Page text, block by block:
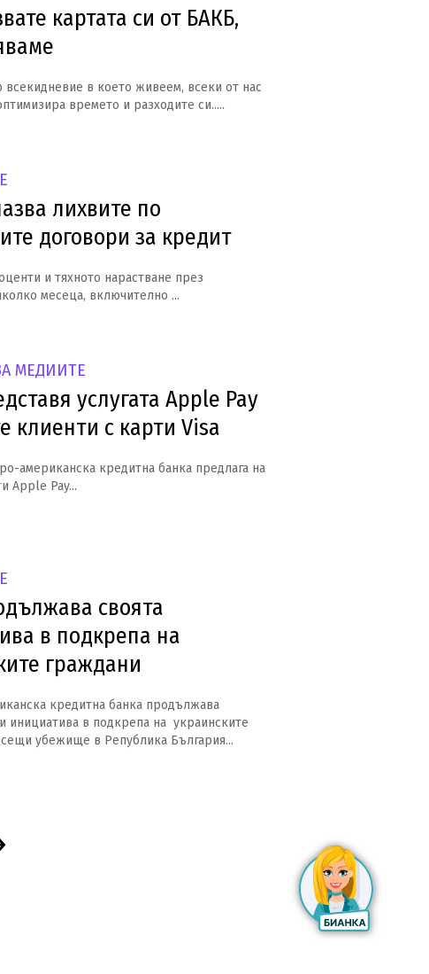
картата си от БАКБ,
всекидневие в което живеем, всеки от нас
времето и разходите си.....
лихвите по
договори за кредит
и тяхното нарастване през
месеца, включително ...
МЕДИИТЕ
услугата Apple Pay
клиенти с карти Visa
американска кредитна банка предлага на
Apple Pay...
своята
в подкрепа на
граждани
кредитна банка продължава
инициатива в подкрепа на украинските
убежище в Република България...